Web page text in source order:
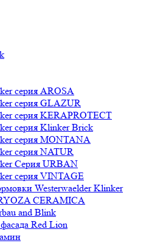
серия AROSA
серия GLAZUR
серия KERAPROTECT
серия Klinker Brick
серия MONTANA
серия NATUR
Серия URBAN
серия VINTAGE
Westerwaelder Klinker
CERAMICA
and Blink
Red Lion